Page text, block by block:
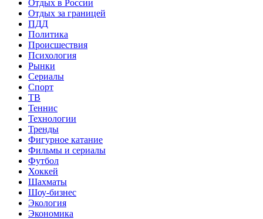
Отдых в России
Отдых за границей
ПДД
Политика
Происшествия
Психология
Рынки
Сериалы
Спорт
ТВ
Теннис
Технологии
Тренды
Фигурное катание
Фильмы и сериалы
Футбол
Хоккей
Шахматы
Шоу-бизнес
Экология
Экономика